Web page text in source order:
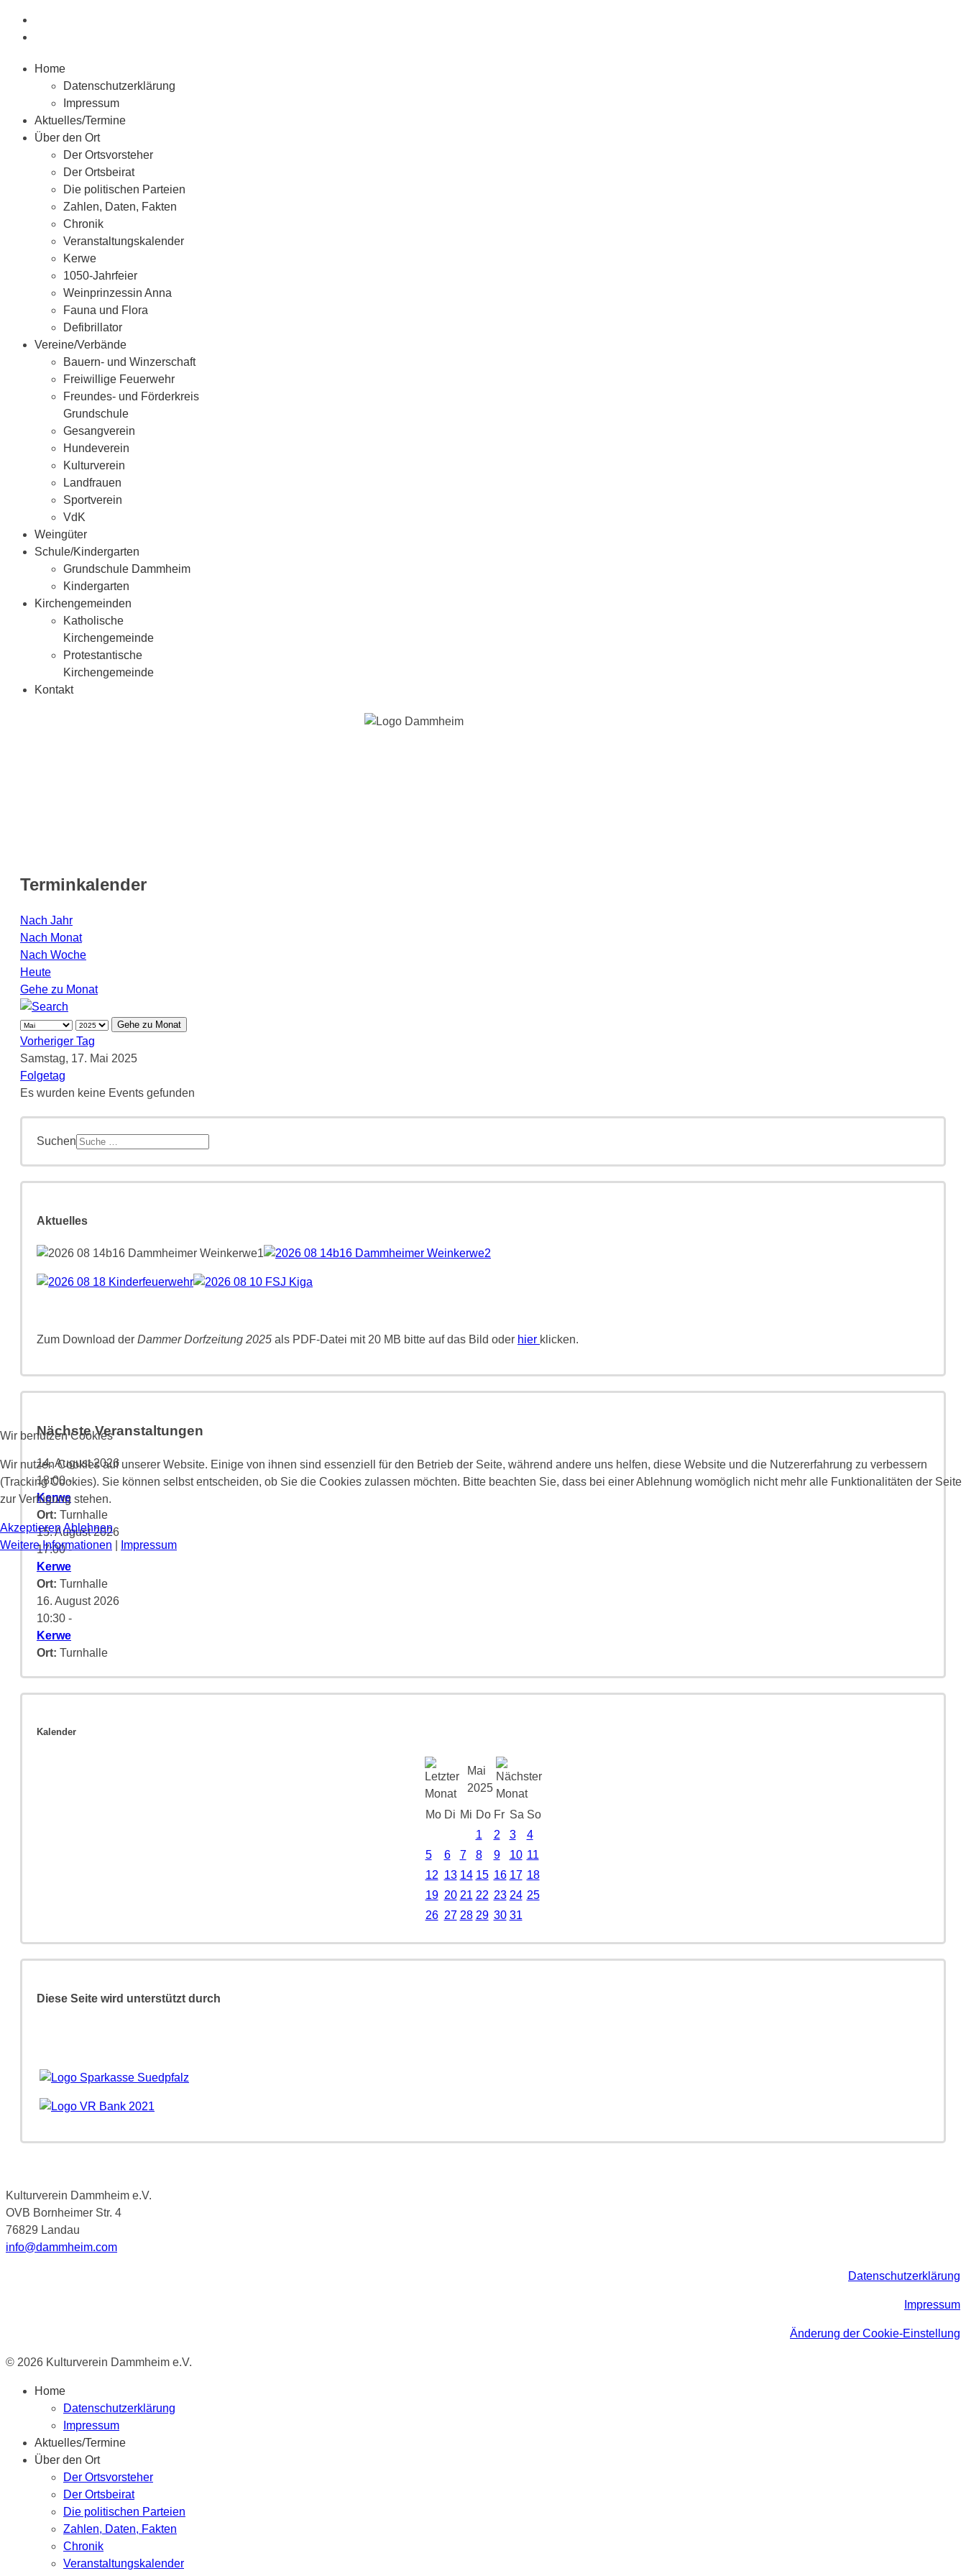
Home
Datenschutzerklärung
Impressum
Aktuelles/Termine
Über den Ort
Der Ortsvorsteher
Der Ortsbeirat
Die politischen Parteien
Zahlen, Daten, Fakten
Chronik
Veranstaltungskalender
Kerwe
1050-Jahrfeier
Weinprinzessin Anna
Fauna und Flora
Defibrillator
Vereine/Verbände
Bauern- und Winzerschaft
Freiwillige Feuerwehr
Freundes- und Förderkreis
Grundschule
Gesangverein
Hundeverein
Kulturverein
Landfrauen
Sportverein
VdK
Weingüter
Schule/Kindergarten
Grundschule Dammheim
Kindergarten
Kirchengemeinden
Katholische
Kirchengemeinde
Protestantische
Kirchengemeinde
Kontakt
Terminkalender
Nach Jahr
Nach Monat
Nach Woche
Heute
Gehe zu Monat
Gehe zu Monat
Vorheriger Tag
Samstag, 17. Mai 2025
Folgetag
Es wurden keine Events gefunden
Suchen
Aktuelles
Zum Download der Dammer Dorfzeitung 2025 als PDF-Datei mit 20 MB bitte auf das Bild oder hier klicken.
Nächste Veranstaltungen
14. August 2026
18:00-
Kerwe
Ort: Turnhalle
15. August 2026
17:00-
Kerwe
Ort: Turnhalle
16. August 2026
10:30 -
Kerwe
Ort: Turnhalle
Kalender
Mai
2025
Mo Di Mi Do Fr Sa So
1
2 3
4
5
6 7 8 9 10 11
12 13 14 15 16 17 18
19 20 21 22 23 24 25
26 27 28 29 30 31
Diese Seite wird unterstützt durch
Kulturverein Dammheim e.V.
OVB Bornheimer Str. 4
76829 Landau
info@dammheim.com
Datenschutzerklärung
Impressum
Änderung der Cookie-Einstellung
© 2026 Kulturverein Dammheim e.V.
Home
Datenschutzerklärung
Impressum
Aktuelles/Termine
Über den Ort
Der Ortsvorsteher
Der Ortsbeirat
Die politischen Parteien
Zahlen, Daten, Fakten
Chronik
Veranstaltungskalender
Wir benutzen Cookies
Wir nutzen Cookies auf unserer Website. Einige von ihnen sind essenziell für den Betrieb der Seite, während andere uns helfen, diese Website und die Nutzererfahrung zu verbessern
(Tracking Cookies). Sie können selbst entscheiden, ob Sie die Cookies zulassen möchten. Bitte beachten Sie, dass bei einer Ablehnung womöglich nicht mehr alle Funktionalitäten der Seite
zur Verfügung stehen.
Akzeptieren Ablehnen
Weitere Informationen
Impressum